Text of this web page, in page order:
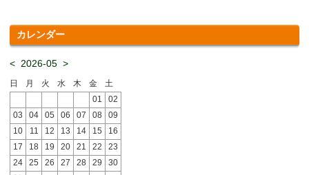
カレンダー
< 2026-05 >
日 月 火 水 木 金
土
01
02
03
04 05 06 07 08
09
10
11 12 13 14 15
16
17
18 19 20 21 22
23
24
25 26 27 28 29
30